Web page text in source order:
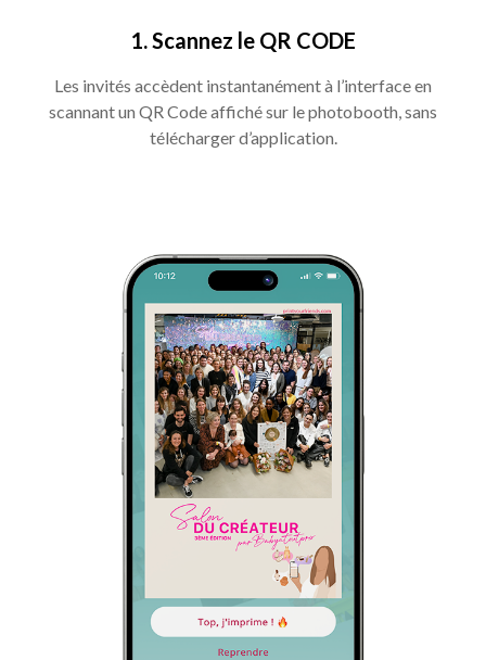
1. Scannez le QR CODE
Les invités accèdent instantanément à l’interface en
scannant un QR Code affiché sur le photobooth, sans
télécharger d’application.